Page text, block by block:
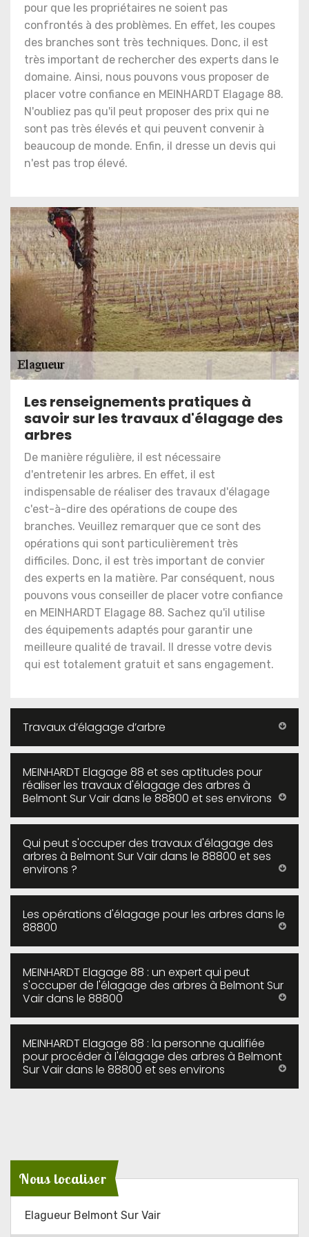
pour que les propriétaires ne soient pas
confrontés à des problèmes. En effet, les coupes
des branches sont très techniques. Donc, il est
très important de rechercher des experts dans le
domaine. Ainsi, nous pouvons vous proposer de
placer votre confiance en MEINHARDT Elagage 88.
N'oubliez pas qu'il peut proposer des prix qui ne
sont pas très élevés et qui peuvent convenir à
beaucoup de monde. Enfin, il dresse un devis qui
n'est pas trop élevé.
Les renseignements pratiques à
savoir sur les travaux d'élagage des
arbres
De manière régulière, il est nécessaire
d'entretenir les arbres. En effet, il est
indispensable de réaliser des travaux d'élagage
c'est-à-dire des opérations de coupe des
branches. Veuillez remarquer que ce sont des
opérations qui sont particulièrement très
difficiles. Donc, il est très important de convier
des experts en la matière. Par conséquent, nous
pouvons vous conseiller de placer votre confiance
en MEINHARDT Elagage 88. Sachez qu'il utilise
des équipements adaptés pour garantir une
meilleure qualité de travail. Il dresse votre devis
qui est totalement gratuit et sans engagement.
Travaux d’élagage d’arbre
MEINHARDT Elagage 88 et ses aptitudes pour
réaliser les travaux d'élagage des arbres à
Belmont Sur Vair dans le 88800 et ses environs
Qui peut s'occuper des travaux d'élagage des
arbres à Belmont Sur Vair dans le 88800 et ses
environs ?
Les opérations d'élagage pour les arbres dans le
88800
MEINHARDT Elagage 88 : un expert qui peut
s'occuper de l'élagage des arbres à Belmont Sur
Vair dans le 88800
MEINHARDT Elagage 88 : la personne qualifiée
pour procéder à l'élagage des arbres à Belmont
Sur Vair dans le 88800 et ses environs
Nous localiser
Elagueur Belmont Sur Vair